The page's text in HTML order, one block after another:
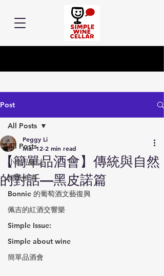
Post
All Posts
小余品飲誌
簡單挑酒
Bonnie 的葡萄酒文藝復興
佩吉的紅酒交響樂
Simple Issue:
Simple about wine
簡單品酒會
All Posts
【簡單品酒會】傳統與自然
的對話—黑皮諾篇
Peggy Li
Mar 12 2 min read